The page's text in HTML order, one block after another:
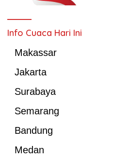
Info Cuaca Hari Ini
Makassar
Jakarta
Surabaya
Semarang
Bandung
Medan